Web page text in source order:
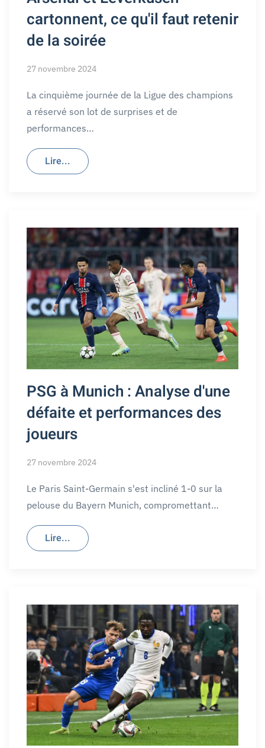
cartonnent, ce qu'il faut retenir
de la soirée
27 novembre 2024
La cinquième journée de la Ligue des champions
a réservé son lot de surprises et de
performances…
Lire...
PSG à Munich : Analyse d'une
défaite et performances des
joueurs
27 novembre 2024
Le Paris Saint-Germain s'est incliné 1-0 sur la
pelouse du Bayern Munich, compromettant…
Lire...